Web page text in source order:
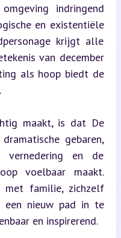
indringend
en existentiële
krijgt alle
van december
als hoop biedt de
maakt, is dat De
gebaren,
en de
voelbaar maakt.
familie, zichzelf
een nieuw pad in te
en inspirerend.